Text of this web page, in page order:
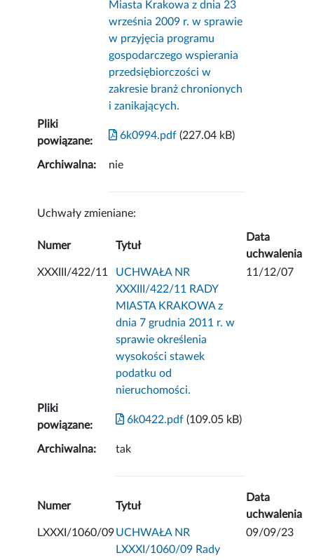
Miasta Krakowa z dnia 23
września 2009 r. w sprawie
w przyjęcia programu
gospodarczego wspierania
przedsiębiorczości w
zakresie branż chronionych
i zanikających.
Pliki
powiązane:
6k0994.pdf (227.04 kB)
Archiwalna: nie
Uchwały zmieniane:
Numer Tytuł
Data
uchwalenia
XXXIII/422/11
UCHWAŁA NR
XXXIII/422/11 RADY
MIASTA KRAKOWA z
dnia 7 grudnia 2011 r. w
sprawie określenia
wysokości stawek
podatku od
nieruchomości.
11/12/07
Pliki
powiązane:
6k0422.pdf (109.05 kB)
Archiwalna: tak
Numer Tytuł
Data
uchwalenia
LXXXI/1060/09UCHWAŁA NR
LXXXI/1060/09 Rady
09/09/23